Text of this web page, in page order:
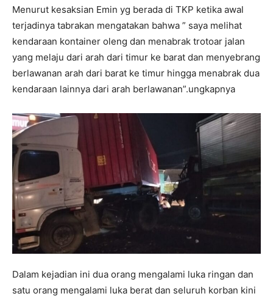
Menurut kesaksian Emin yg berada di TKP ketika awal
terjadinya tabrakan mengatakan bahwa ” saya melihat
kendaraan kontainer oleng dan menabrak trotoar jalan
yang melaju dari arah dari timur ke barat dan menyebrang
berlawanan arah dari barat ke timur hingga menabrak dua
kendaraan lainnya dari arah berlawanan”.ungkapnya
Dalam kejadian ini dua orang mengalami luka ringan dan
satu orang mengalami luka berat dan seluruh korban kini